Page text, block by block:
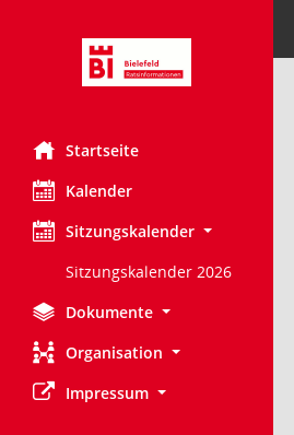
Startseite
Kalender
Sitzungskalender
Sitzungskalender 2026
Dokumente
Organisation
Impressum